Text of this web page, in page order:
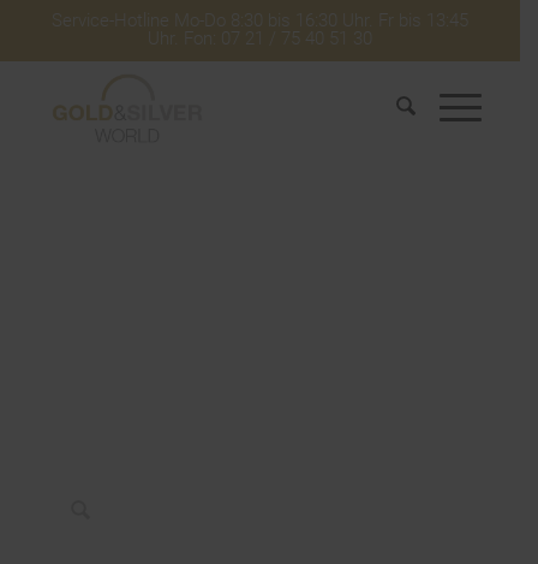
Service-Hotline Mo-Do 8:30 bis 16:30 Uhr. Fr bis 13:45
Uhr. Fon: 07 21 / 75 40 51 30